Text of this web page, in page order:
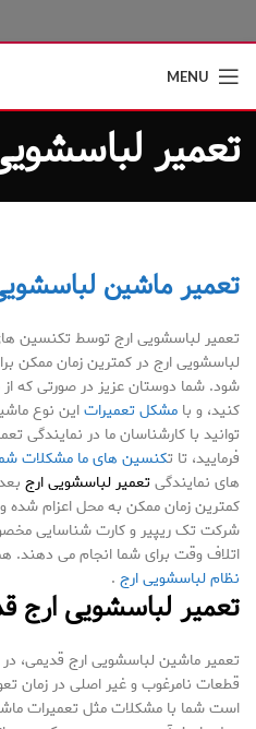
MENU
تعمیر
تعمیر ماشین
تعمیر لباسشویی ارج توسط تکنسین
لباسشویی ارج در کمترین زمان ممکن
شود. شما دوستان عزیز در صورتی که
کنید، و با مشکل تعمیراتاین نوع
توانید با کارشناسان ما در نمایندگی
فرمایید، تا تکنسین های ما مشکلات
های نمایندگیتعمیر لباسشویی ارج
کمترین زمان ممکن به محل اعزام
شرکت تک ریپیر و کارت شناسایی
اتلاف وقت برای شما انجام می دهند.
نظام لباسشویی ارج .
تعمیر لباسشویی ارج
تعمیر ماشین لباسشویی ارج قدیمی،
قطعات نامرغوب و غیر اصلی در
است شما با مشکلات مثل تعمیرات